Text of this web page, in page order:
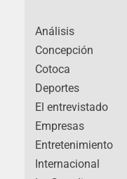
Análisis
Concepción
Cotoca
Deportes
El entrevistado
Empresas
Entretenimiento
Internacional